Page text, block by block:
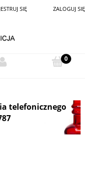
SIĘ ZALOGUJ SIĘ
telefonicznego